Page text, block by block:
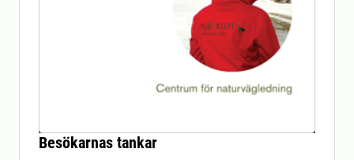
Besökarnas tankar